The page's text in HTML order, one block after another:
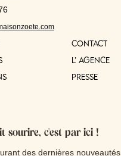
sourire, c'est par ici !
des dernières nouveautés,
CONTACT
L’ AGENCE
PRESSE